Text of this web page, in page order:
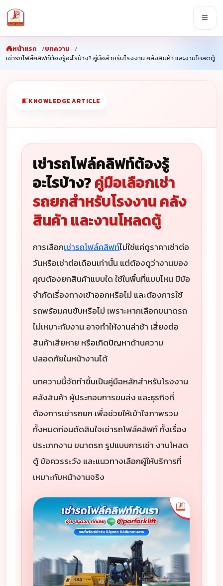
หน้าแรก
บทความ
เช่ารถโฟล์คลิฟท์ต้องรู้อะไรบ้าง? คู่มือสำหรับโรงงาน คลังสินค้า และงานโหลดตู้
KNOWLEDGE ARTICLE
เช่ารถโฟล์คลิฟท์ต้องรู้
อะไรบ้าง?คู่มือเลือกเช่า
รถยกสำหรับโรงงาน คลัง
สินค้า และงานโหลดตู้
การเลือกเช่ารถโฟล์คลิฟท์ไม่ใช่แค่ดูราคาเช่าต่อ
วันหรือเช่าต่อเดือนเท่านั้น แต่ต้องดูว่างานของ
คุณต้องยกสินค้าแบบใด ใช้ในพื้นที่แบบไหน มีข้อ
จำกัดเรื่องทางเข้าออกหรือไม่ และต้องการใช้
รถพร้อมคนขับหรือไม่ เพราะหากเลือกขนาดรถ
ไม่เหมาะกับงาน อาจทำให้งานล่าช้า เสี่ยงต่อ
สินค้าเสียหาย หรือเกิดปัญหาด้านความ
ปลอดภัยในหน้างานได้
บทความนี้จัดทำขึ้นเป็นคู่มือหลักสำหรับโรงงาน
คลังสินค้า ผู้ประกอบการขนส่ง และธุรกิจที่
ต้องการเช่ารถยก เพื่อช่วยให้เข้าใจภาพรวม
ทั้งหมดก่อนตัดสินใจเช่ารถโฟล์คลิฟท์ ทั้งเรื่อง
ประเภทงาน ขนาดรถ รูปแบบการเช่า งานโหลด
ตู้ ข้อควรระวัง และแนวทางเลือกผู้ให้บริการที่
เหมาะกับหน้างานจริง